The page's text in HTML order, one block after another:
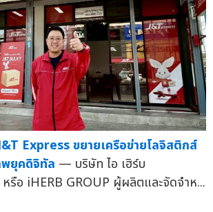
Express ขยายเครือข่ายโลจิสติกส์
พยุคดิจิทัล — บริษัท ไอ เฮิร์บ
รือ iHERB GROUP ผู้ผลิตและจัดจำห...